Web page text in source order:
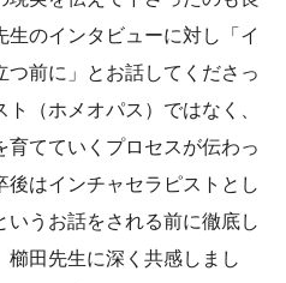
のインタビューに対し「イ
つ前に」とお話してくださっ
（ホメオパス）ではなく、
てていくプロセスが伝わっ
はインチャセラピストとし
うお話をされる前に徹底し
櫛田先生に深く共感しまし